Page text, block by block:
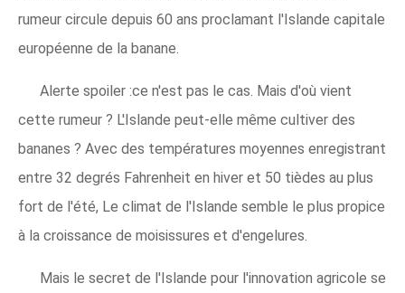
rumeur circule depuis 60 ans proclamant l'Islande capitale
européenne de la banane.
Alerte spoiler :ce n'est pas le cas. Mais d'où vient
cette rumeur ? L'Islande peut-elle même cultiver des
bananes ? Avec des températures moyennes enregistrant
entre 32 degrés Fahrenheit en hiver et 50 tièdes au plus
fort de l'été, Le climat de l'Islande semble le plus propice
à la croissance de moisissures et d'engelures.
Mais le secret de l'Islande pour l'innovation agricole se